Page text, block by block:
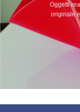
Oggetti
originale